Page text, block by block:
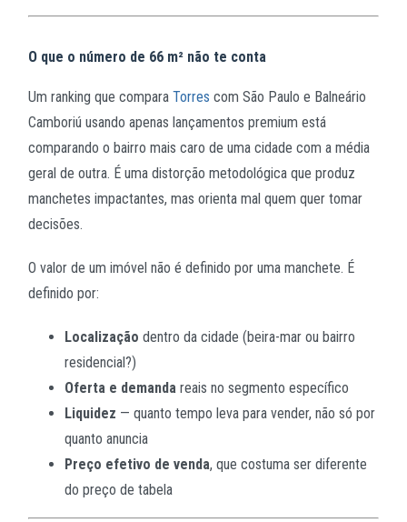
O que o número de 66 m² não te conta
Um ranking que comparaTorres com São Paulo e Balneário
Camboriú usando apenas lançamentos premium está
comparando o bairro mais caro de uma cidade com a média
geral de outra. É uma distorção metodológica que produz
manchetes impactantes, mas orienta mal quem quer tomar
decisões.
O valor de um imóvel não é definido por uma manchete. É
definido por:
Localização dentro da cidade (beira-mar ou bairro
residencial?)
Oferta e demanda reais no segmento específico
Liquidez — quanto tempo leva para vender, não só por
quanto anuncia
Preço efetivo de venda, que costuma ser diferente
do preço de tabela